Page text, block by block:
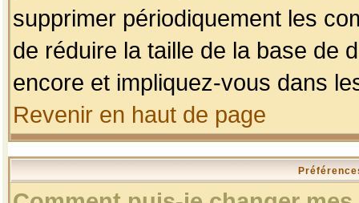
supprimer périodiquement les
de réduire la taille de la base de
encore et impliquez-vous dans
Revenir en haut de page